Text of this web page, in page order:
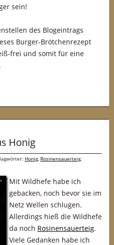
sein!
des Blogeintrags
Burger-Brötchenrezept
frei und somit für eine
Honig
Honig, Rosinensauerteig,
Mit Wildhefe habe ich
gebacken, noch bevor sie im
Netz Wellen schlugen.
Allerdings hieß die Wildhefe
da noch Rosinensauerteig.
Viele Gedanken habe ich